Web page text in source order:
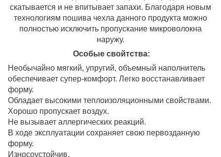
скатывается и не впитывает запахи. Благодаря новым
технологиям пошива чехла данного продукта можно
полностью исключить пропускание микроволокна
наружу.
Особые свойтства:
Необычайно мягкий, упругий, объемный наполнитель
обеспечивает супер-комфорт. Легко восстанавливает
форму.
Обладает высокими теплоизоляционными свойствами.
Хорошо пропускает воздух.
Не вызывает аллергических реакций.
В ходе эксплуатации сохраняет свою первозданную
форму.
Износоустойчив.